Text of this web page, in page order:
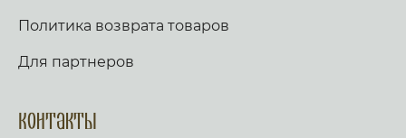
Политика возврата товаров
Для партнеров
Контакты